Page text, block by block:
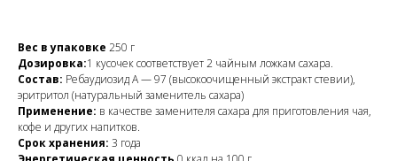
Вес в упаковке 250 г
Дозировка:1 кусочек соответствует 2 чайным ложкам сахара.
Состав: Ребаудиозид А — 97 (высокоочищенный экстракт стевии),
эритритол (натуральный заменитель сахара)
Применение: в качестве заменителя сахара для приготовления чая,
кофе и других напитков.
Срок хранения: 3 года